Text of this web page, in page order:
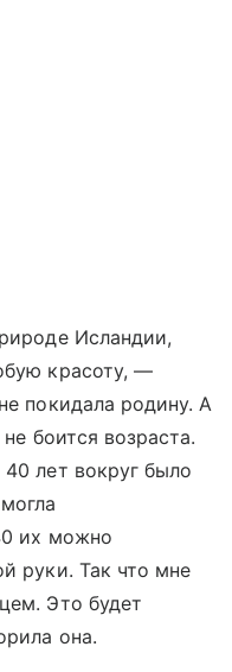
Исландии,
красоту, —
покидала родину. А
боится возраста.
лет вокруг было
их можно
руки. Так что мне
Это будет
она.